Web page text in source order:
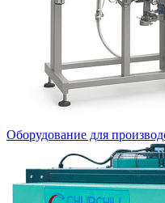
Оборудование для